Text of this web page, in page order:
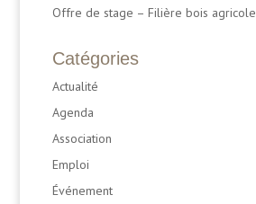
Offre de stage – Filière bois agricole
Catégories
Actualité
Agenda
Association
Emploi
Événement